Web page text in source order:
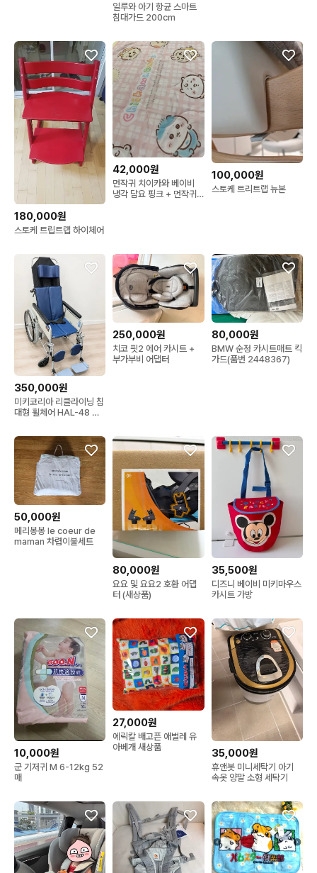
일루와 아기 항균 스마트
침대가드 200cm
180,000원
스토케 트립트랩 하이체어
42,000원
먼작귀 치이카와 베이비
냉각 담요 핑크 + 먼작귀
100,000원
스토케 트리트랩 뉴본
350,000원
미키코리아 리클라이닝 침
대형 휠체어 HAL-48 판
250,000원
치코 핏2 에어 카시트 +
부가부비 어댑터
80,000원
BMW 순정 카시트매트 킥
가드(품번 2448367)
50,000원
메리봉봉 le coeur de
maman 차렵이불세트
80,000원
요요 및 요요2 호환 어댑
터 (새상품)
35,500원
디즈니 베이비 미키마우스
카시트 가방
10,000원
군 기저귀 M 6-12kg 52
매
27,000원
에릭칼 배고픈 애벌레 유
아베개 새상품
35,000원
휴앤봇 미니세탁기 아기
속옷 양말 소형 세탁기